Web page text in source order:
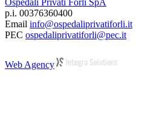
Ospedali Privati Forli SpA
p.i. 00376360400
Email info@ospedaliprivatiforli.it
PEC ospedaliprivatiforli@pec.it
Web Agency